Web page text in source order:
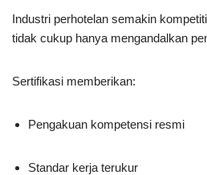
Industri perhotelan semakin
tidak cukup hanya mengandalkan
Sertifikasi memberikan:
Pengakuan kompetensi resmi
Standar kerja terukur